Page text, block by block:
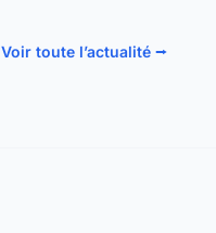
Voir toute l’actualité ⭢